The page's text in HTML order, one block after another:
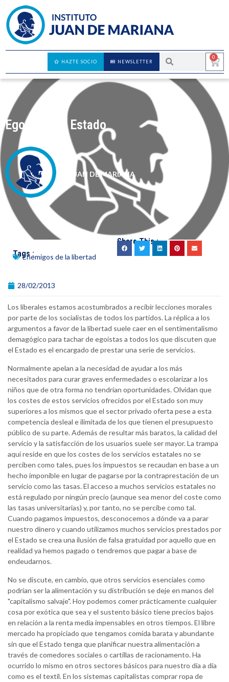
0
NEWSLETTER
HAZTE SOCIO
Egoísmo de Estado
JUAN DE MARIANA
Tags :Enemigos de la libertad
Share This :
28/02/2013
Los liberales estamos acostumbrados a recibir lecciones morales
por parte de los socialistas de todos los partidos. La réplica a los
argumentos a favor de la libertad suele caer en el sentimentalismo
demagógico para tachar de egoístas a todos los que discuten que
el Estado es el encargado de prestar una serie de servicios.
Normalmente apelan a la necesidad de ayudar a los más
necesitados para curar graves enfermedades o escolarizar a los
niños que de otra forma no tendrían oportunidades. Olvidan que
los costes de estos servicios ofrecidos por el Estado son muy
superiores a los mismos que el sector privado oferta pese a esta
competencia desleal e ilimitada de los que tienen el presupuesto
público de su parte. Además de resultar más baratos, la calidad del
servicio y la satisfacción de los usuarios suele ser mayor. La trampa
aquí reside en que los costes de los servicios estatales no se
perciben como tales, pues los impuestos se recaudan en base a un
hecho imponible en lugar de pagarse por la contraprestación de un
servicio como las tasas. El acceso a muchos servicios estatales no
está regulado por ningún precio (aunque sea menor del coste como
las tasas universitarias) y, por tanto, no se percibe como tal.
Cuando pagamos impuestos, desconocemos a dónde va a parar
nuestro dinero y cuando utilizamos muchos servicios prestados por
el Estado se crea una ilusión de falsa gratuidad por aquello que en
realidad ya hemos pagado o tendremos que pagar a base de
endeudarnos.
No se discute, en cambio, que otros servicios esenciales como
podrían ser la alimentación y su distribución se deje en manos del
"capitalismo salvaje". Hoy podemos comer prácticamente cualquier
cosa por exótica que sea y el sustento básico tiene precios bajos
en relación a la renta media impensables en otros tiempos. El libre
mercado ha propiciado que tengamos comida barata y abundante
sin que el Estado tenga que planificar nuestra alimentación a
través de comedores sociales o cartillas de racionamento. Ha
ocurrido lo mismo en otros sectores básicos para nuestro día a día
como es el textil. En los sistemas capitalistas comprar ropa de